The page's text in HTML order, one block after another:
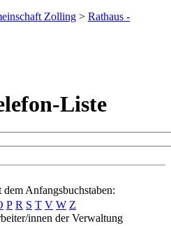
Zolling > Rathaus -
Liste
Anfangsbuchstaben:
P R S T V W Z
innen der Verwaltung